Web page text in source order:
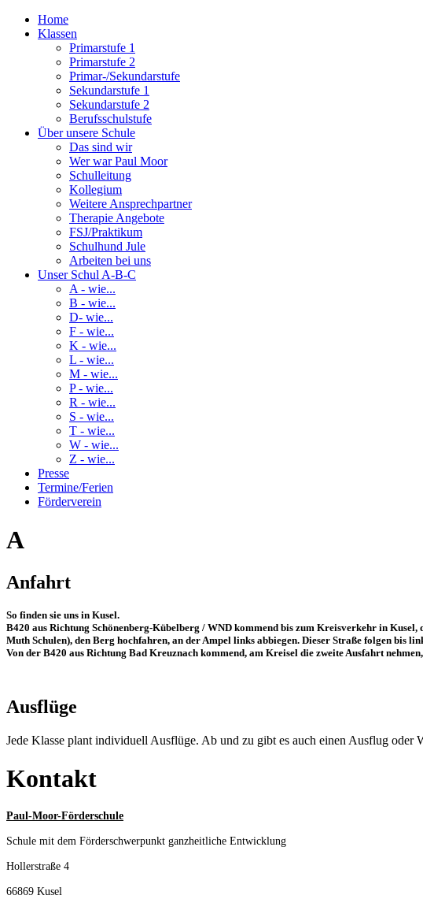
Home
Klassen
Primarstufe 1
Primarstufe 2
Primar-/Sekundarstufe
Sekundarstufe 1
Sekundarstufe 2
Berufsschulstufe
Über unsere Schule
Das sind wir
Wer war Paul Moor
Schulleitung
Kollegium
Weitere Ansprechpartner
Therapie Angebote
FSJ/Praktikum
Schulhund Jule
Arbeiten bei uns
Unser Schul A-B-C
A - wie...
B - wie...
D- wie...
F - wie...
K - wie...
L - wie...
M - wie...
P - wie...
R - wie...
S - wie...
T - wie...
W - wie...
Z - wie...
Presse
Termine/Ferien
Förderverein
A
Anfahrt
So finden sie uns in Kusel.
B420 aus Richtung Schönenberg-Kübelberg / WND kommend bis zum Kreisverkehr in
Muth Schulen), den Berg hochfahren, an der Ampel links abbiegen. Dieser Straße folgen bis
Von der B420 aus Richtung Bad Kreuznach kommend, am Kreisel die zweite Ausfahrt
Ausflüge
Jede Klasse plant individuell Ausflüge. Ab und zu gibt es auch einen Ausflug oder
Kontakt
Paul-Moor-Förderschule
Schule mit dem Förderschwerpunkt ganzheitliche Entwicklung
Hollerstraße 4
66869 Kusel